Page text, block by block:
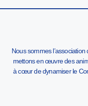
Nous sommes
mettons en œuvre des
à cœur de dynamiser le